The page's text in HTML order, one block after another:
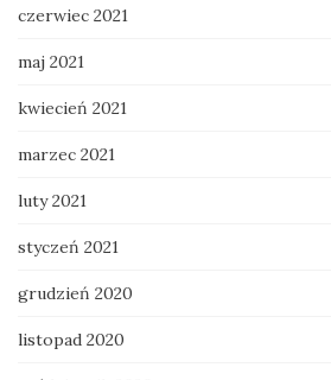
czerwiec 2021
maj 2021
kwiecień 2021
marzec 2021
luty 2021
styczeń 2021
grudzień 2020
listopad 2020